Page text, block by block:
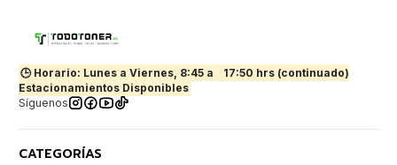
🕒 Horario: Lunes a Viernes, 8:45 a
17:50 hrs (continuado)
Estacionamientos Disponibles
Síguenos
CATEGORÍAS